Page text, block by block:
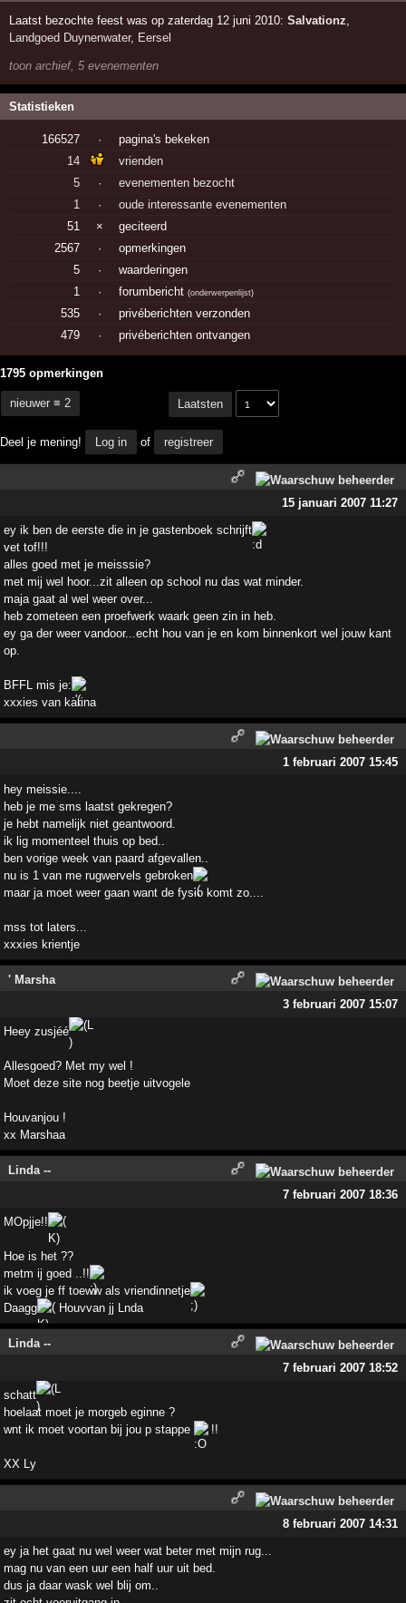
Laatst bezochte feest was op zaterdag 12 juni 2010:Salvationz
Landgoed Duynenwater, Eersel
toon archief, 5 evenementen
Statistieken
166527 ·
pagina's bekeken
14
vrienden
5
·
evenementen bezocht
1
·
oude interessante evenementen
51
×
geciteerd
2567
·
opmerkingen
5
·
waarderingen
1
· forumbericht(onderwerpenlijst)
535 ·
privéberichten verzonden
479
· privéberichten ontvangen
1795 opmerkingen
nieuwer ≡ 2 Laatsten
Deel je mening! Log in of registreer
15 januari 2007 11:27
ey ik ben de eerste die in je gastenboek schrijft
vet tof!!!
alles goed met je meisssie?
met mij wel hoor...zit alleen op school nu das wat minder.
maja gaat al wel weer over...
heb zometeen een proefwerk waark geen zin in heb.
ey ga der weer vandoor...echt hou van je en kom binnenkort wel jouw kant
op.
BFFL mis je:
xxxies van karina
1 februari 2007 15:45
hey meissie....
heb je me sms laatst gekregen?
je hebt namelijk niet geantwoord.
ik lig momenteel thuis op bed..
ben vorige week van paard afgevallen..
nu is 1 van me rugwervels gebroken
maar ja moet weer gaan want de fysio komt zo....
mss tot laters...
xxxies krientje
' Marsha
3 februari 2007 15:07
Heey zusjéé
Allesgoed? Met my wel !
Moet deze site nog beetje uitvogele
Houvanjou !
xx Marshaa
Linda --
7 februari 2007 18:36
MOpjje!!
Hoe is het ??
metm ij goed ..!!
ik voeg je ff toeww als vriendinnetje
Daagg
Houvvan jj Lnda
Linda --
7 februari 2007 18:52
schatt
hoelaat moet je morgeb eginne ?
wnt ik moet voortan bij jou p stappe
!!
XX Ly
8 februari 2007 14:31
ey ja het gaat nu wel weer wat beter met mijn rug...
mag nu van een uur een half uur uit bed.
dus ja daar wask wel blij om..